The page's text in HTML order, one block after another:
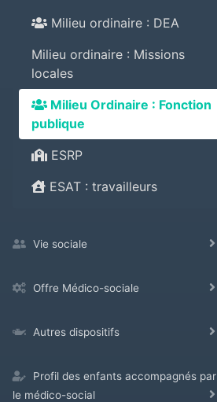
Milieu ordinaire : DEA
Milieu ordinaire : Missions
locales
Milieu Ordinaire : Fonction
publique
ESRP
ESAT : travailleurs
Vie sociale
Offre Médico-sociale
Autres dispositifs
Profil des enfants accompagnés par
le médico-social